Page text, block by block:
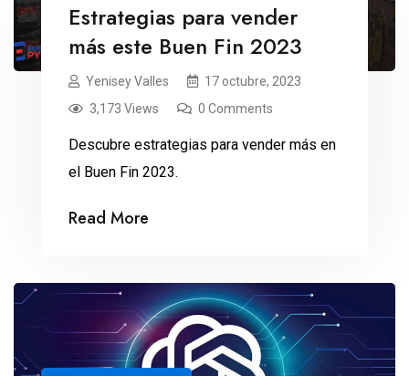
Estrategias para vender
más este Buen Fin 2023
Yenisey Valles
17 octubre, 2023
3,173 Views
0 Comments
Descubre estrategias para vender más en
el Buen Fin 2023.
Read More